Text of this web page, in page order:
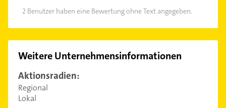
2 Benutzer haben eine Bewertung ohne Text angegeben.
Weitere Unternehmensinformationen
Aktionsradien:
Regional
Lokal